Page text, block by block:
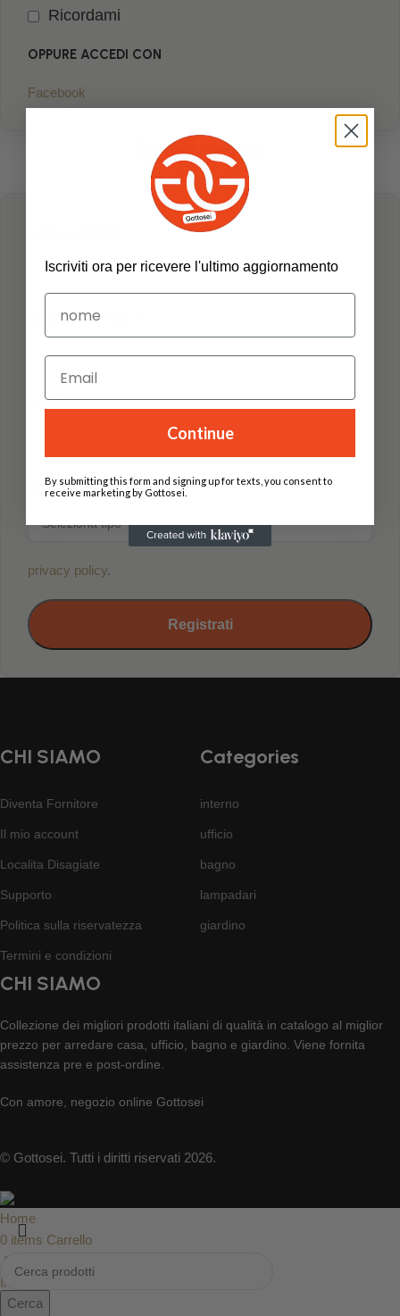
Ricordami
OPPURE ACCEDI CON
Facebook
Registrati
Indirizzo email
Password*
Tipo cliente*
privacy policy.
Registrati
CHI SIAMO
Diventa Fornitore
Il mio account
Localita Disagiate
Supporto
Politica sulla riservatezza
Termini e condizioni
Categories
interno
ufficio
bagno
lampadari
giardino
CHI SIAMO
Collezione dei migliori prodotti italiani di qualità in catalogo al miglior
prezzo per arredare casa, ufficio, bagno e giardino. Viene fornita
assistenza pre e post-ordine.
Con amore, negozio online Gottosei
© Gottosei. Tutti i diritti riservati 2026.
Cerca
Home
0 items Carrello
Supporto
Il mio account
Cerca
Iscriviti ora per ricevere l'ultimo aggiornamento
Continue
By submitting this form and signing up for texts, you consent to
receive marketing by Gottosei.